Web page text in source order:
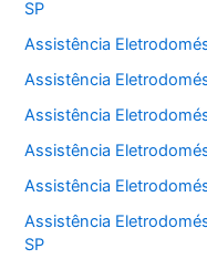
SP
Assistência
Assistência
Assistência
Assistência
Assistência
Assistência
SP